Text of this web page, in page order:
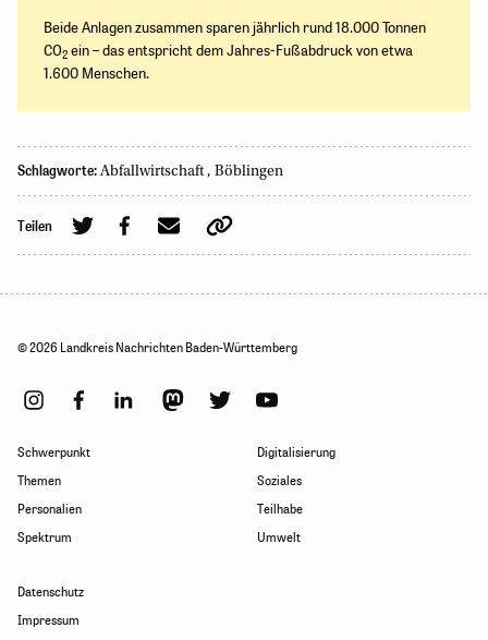
Beide Anlagen zusammen sparen jährlich rund 18.000 Tonnen
CO2 ein – das entspricht dem Jahres-Fußabdruck von etwa
1.600 Menschen.
Schlagworte: Abfallwirtschaft , Böblingen
Teilen
Schwerpunkt
Themen
Personalien
Spektrum
Digitalisierung
Soziales
Teilhabe
Umwelt
Datenschutz
Impressum
© 2026 Landkreis Nachrichten Baden-Württemberg